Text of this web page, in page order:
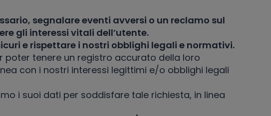
segnalare eventi avversi o un reclamo sul
gli interessi vitali dell’utente.
e rispettare i nostri obblighi legali e normativi.
poter tenere un registro accurato della loro
con i nostri interessi legittimi e/o obblighi legali
i suoi dati per soddisfare tale richiesta, in linea